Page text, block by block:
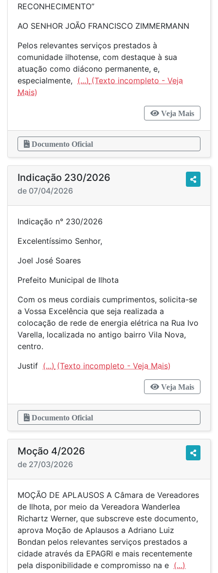
RECONHECIMENTO”
AO SENHOR JOÃO FRANCISCO ZIMMERMANN
Pelos relevantes serviços prestados à
comunidade ilhotense, com destaque à sua
atuação como diácono permanente, e,
especialmente, (...)
Veja Mais
Documento Oficial
Indicação 230/2026
de 07/04/2026
Indicação n° 230/2026
Excelentíssimo Senhor,
Joel José Soares
Prefeito Municipal de Ilhota
Com os meus cordiais cumprimentos, solicita-se
a Vossa Excelência que seja realizada a
colocação de rede de energia elétrica na Rua Ivo
Varella, localizada no antigo bairro Vila Nova,
centro.
Justif (...)
Veja Mais
Documento Oficial
Moção 4/2026
de 27/03/2026
MOÇÃO DE APLAUSOS A Câmara de Vereadores
de Ilhota, por meio da Vereadora Wanderlea
Richartz Werner, que subscreve este documento,
aprova Moção de Aplausos a Adriano Luiz
Bondan pelos relevantes serviços prestados a
cidade através da EPAGRI e mais recentemente
pela disponibilidade e compromisso na e (...)